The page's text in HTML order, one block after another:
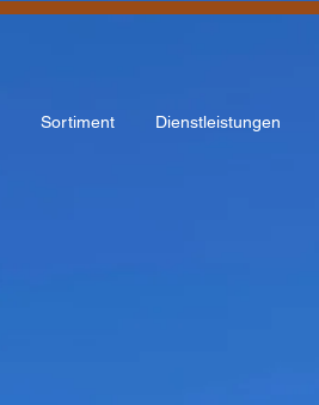
Sortiment Dienstleistungen